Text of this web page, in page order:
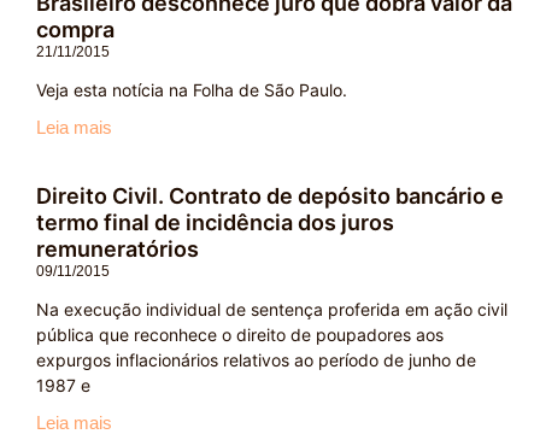
compra
21/11/2015
Veja esta notícia na Folha de São Paulo.
Leia mais
Direito Civil. Contrato de depósito bancário e
termo final de incidência dos juros
remuneratórios
09/11/2015
Na execução individual de sentença proferida em ação civil
pública que reconhece o direito de poupadores aos
expurgos inflacionários relativos ao período de junho de
1987 e
Leia mais